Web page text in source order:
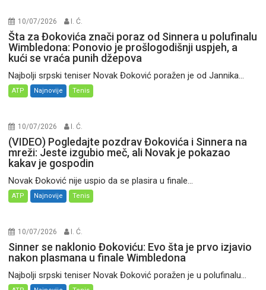
10/07/2026 I. Ć.
Šta za Đokovića znači poraz od Sinnera u polufinalu
Wimbledona: Ponovio je prošlogodišnji uspjeh, a
kući se vraća punih džepova
Najbolji srpski teniser Novak Đoković poražen je od Jannika...
ATP Najnovije Tenis
10/07/2026 I. Ć.
(VIDEO) Pogledajte pozdrav Đokovića i Sinnera na
mreži: Jeste izgubio meč, ali Novak je pokazao
kakav je gospodin
Novak Đoković nije uspio da se plasira u finale...
ATP Najnovije Tenis
10/07/2026 I. Ć.
Sinner se naklonio Đokoviću: Evo šta je prvo izjavio
nakon plasmana u finale Wimbledona
Najbolji srpski teniser Novak Đoković poražen je u polufinalu...